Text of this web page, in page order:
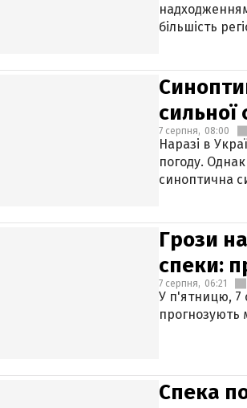
більшість
сильної
7 серпня, 08:00
Наразі в
погоду.
синоптична
Грози
спеки:
7 серпня, 06:21
У п'ятницю, 7
прогнозують
Спека